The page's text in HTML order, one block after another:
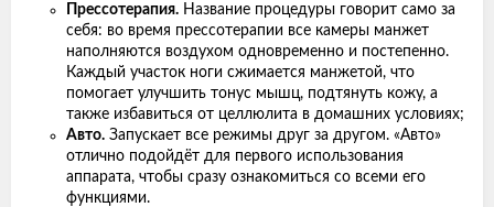
Прессотерапия. Название процедуры говорит само за
себя: во время прессотерапии все камеры манжет
наполняются воздухом одновременно и постепенно.
Каждый участок ноги сжимается манжетой, что
помогает улучшить тонус мышц, подтянуть кожу, а
также избавиться от целлюлита в домашних условиях;
Авто. Запускает все режимы друг за другом. «Авто»
отлично подойдёт для первого использования
аппарата, чтобы сразу ознакомиться со всеми его
функциями.